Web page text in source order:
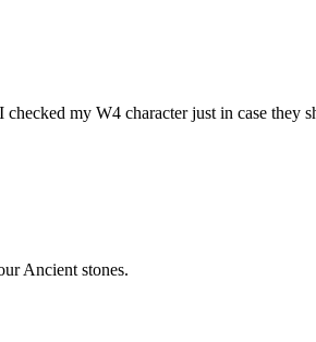
my W4 character just in case they
Ancient stones.